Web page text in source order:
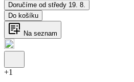
Doručíme od středy 19. 8.
Do košíku
Na seznam
+1